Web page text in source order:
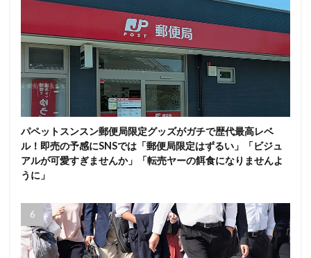
パペットスンスン郵便局限定グッズがガチで歴代最高レベ
ル！即売の予感にSNSでは「郵便局限定はずるい」「ビジュ
アルが可愛すぎませんか」「転売ヤーの餌食になりませんよ
うに」